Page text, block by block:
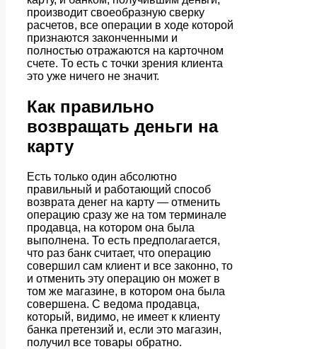
производит своеобразную сверку
расчетов, все операции в ходе которой
признаются законченными и
полностью отражаются на карточном
счете. То есть с точки зрения клиента
это уже ничего не значит.
Как правильно
возвращать деньги на
карту
Есть только один абсолютно
правильный и работающий способ
возврата денег на карту — отменить
операцию сразу же на том терминале
продавца, на котором она была
выполнена. То есть предполагается,
что раз банк считает, что операцию
совершил сам клиент и все законно, то
и отменить эту операцию он может в
том же магазине, в котором она была
совершена. С ведома продавца,
который, видимо, не имеет к клиенту
банка претензий и, если это магазин,
получил все товары обратно.